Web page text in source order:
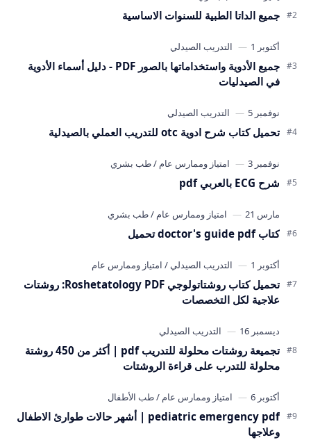
جميع الداتا الطبية للسنوات الاساسية
جميع الأدوية واستخداماتها بالصور PDF - دليل أسماء الأدوية
في الصيدليات
تحميل كتاب شرح ادوية otc للتدريب العملي بالصيدلية
شرح ECG بالعربي pdf
كتاب doctor's guide pdf تحميل
تحميل كتاب روشتاتولوجي Roshetatology PDF: روشتات
علاجية لكل التخصصات
تجميعة روشتات محلولة للتدريب pdf | أكثر من 450 روشتة
محلولة للتدرب على قراءة الروشتات
pediatric emergency pdf | أشهر حالات طوارئ الاطفال
وعلاجها